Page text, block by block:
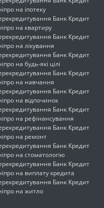
на іпотеку
Банк Кредит
на квартиру
Банк Кредит
на лікування
Банк Кредит
на будь-які цілі
Банк Кредит
на навчання
Банк Кредит
на відпочинок
Банк Кредит
на рефінансування
Банк Кредит
на ремонт
Банк Кредит
на стоматологію
Банк Кредит
на виплату кредита
Банк Кредит
на житло